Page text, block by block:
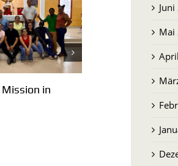
Sr. Omaira Martin: Im Hier
Mai